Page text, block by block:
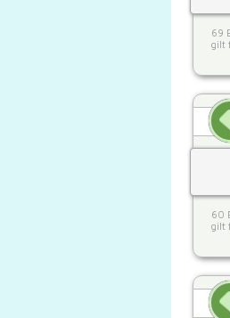
69
gilt
60
gilt